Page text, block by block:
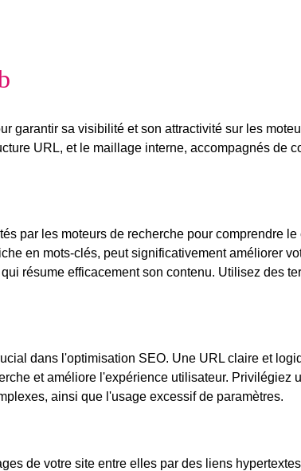
garantir sa visibilité et son attractivité sur les
URL, et le maillage interne, accompagnés de
par les moteurs de recherche pour comprendre
en mots-clés, peut significativement améliorer
résume efficacement son contenu. Utilisez des
dans l'optimisation SEO. Une URL claire et
et améliore l'expérience utilisateur. Privilégiez
ainsi que l'usage excessif de paramètres.
de votre site entre elles par des liens